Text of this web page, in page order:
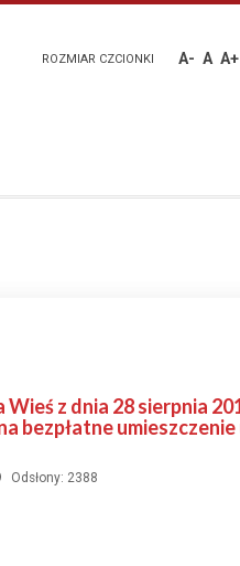
ROZMIAR CZCIONKI A- A A+
z dnia 28 sierpnia
bezpłatne
Odsłony: 2388